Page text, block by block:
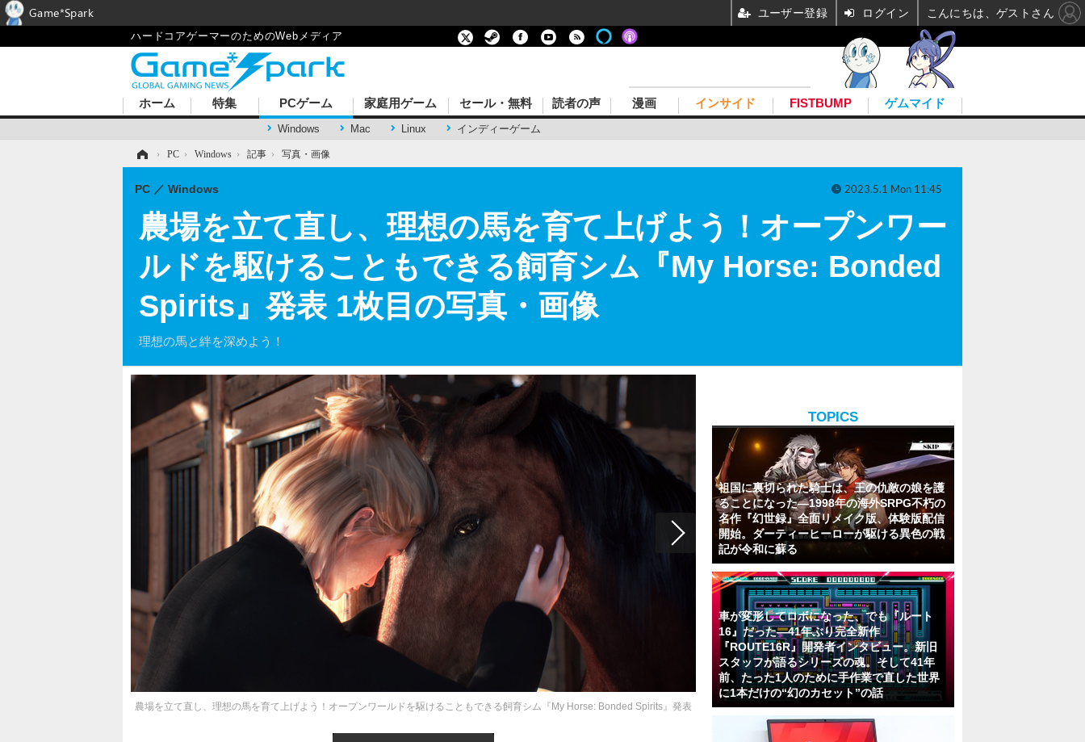
ハードコアゲーマーのためのWebメディア
ホーム 特集 PCゲーム
Windows Mac Linux インディーゲーム
家庭用ゲーム セール・無料 読者の声 漫画 インサイド FISTBUMP ゲムマイド
› PC › Windows › 記事 › 写真・画像
農場を立て直し、理想の馬を育て上げよう！オープンワー
ルドを駆けることもできる飼育シム『My Horse: Bonded
Spirits』発表 1枚目の写真・画像
理想の馬と絆を深めよう！
PC Windows 2023.5.1 Mon 11:45
農場を立て直し、理想の馬を育て上げよう！オープンワールドを駆けることもできる飼育シム『My Horse: Bonded Spirits』発表
TOPICS
祖国に裏切られた騎士は、王の仇敵の娘を護
ることになった―1998年の海外SRPG不朽の
名作『幻世録』全面リメイク版、体験版配信
開始。ダーティーヒーローが駆ける異色の戦
記が令和に蘇る
車が変形してロボになった、でも『ルート
16』だった―41年ぶり完全新作
『ROUTE16R』開発者インタビュー。新旧
スタッフが語るシリーズの魂。そして41年
前、たった1人のために手作業で直した世界
に1本だけの“幻のカセット”の話
Game*Spark ユーザー登録 ログイン こんにちは、ゲストさん